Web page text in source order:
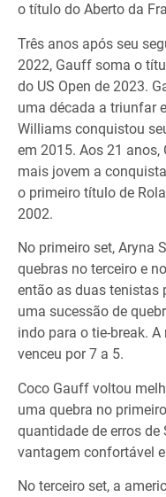
o título do Aberto da
Três anos após seu
2022, Gauff soma o
do US Open de 2023.
uma década a triunfar
Williams conquistou
em 2015. Aos 21
mais jovem a
o primeiro título de
2002.
No primeiro set, Aryna
quebras no terceiro e
então as duas tenistas
uma sucessão de
indo para o tie-break.
venceu por 7 a 5.
Coco Gauff voltou
uma quebra no
quantidade de erros
vantagem confortável
No terceiro set, a